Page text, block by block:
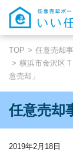
TOP 任意売却
横浜市金沢区
意売却」
任意売却
2019年2月18日